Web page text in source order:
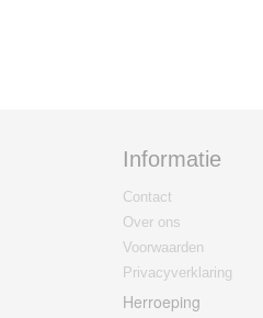
Informatie
Contact
Over ons
Voorwaarden
Privacyverklaring
Herroeping